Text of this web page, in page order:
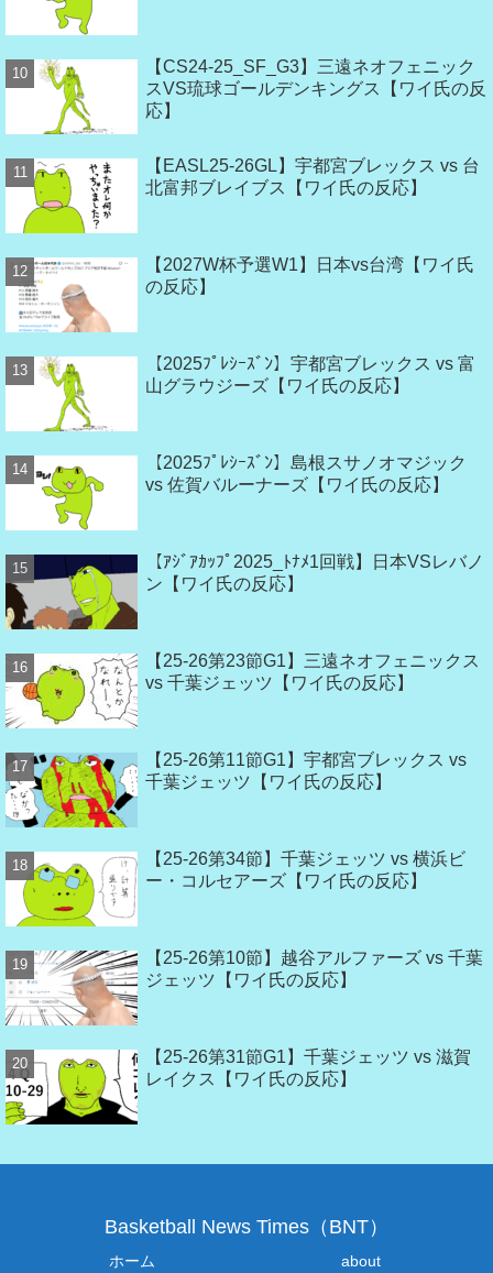
【CS24-25_SF_G3】三遠ネオフェニック
スVS琉球ゴールデンキングス【ワイ氏の反
応】
【EASL25-26GL】宇都宮ブレックス vs 台
北富邦ブレイブス【ワイ氏の反応】
【2027W杯予選W1】日本vs台湾【ワイ氏
の反応】
【2025ﾌﾟﾚｼｰｽﾞﾝ】宇都宮ブレックス vs 富
山グラウジーズ【ワイ氏の反応】
【2025ﾌﾟﾚｼｰｽﾞﾝ】島根スサノオマジック
vs 佐賀バルーナーズ【ワイ氏の反応】
【ｱｼﾞｱｶｯﾌﾟ2025_ﾄﾅﾒ1回戦】日本VSレバノ
ン【ワイ氏の反応】
【25-26第23節G1】三遠ネオフェニックス
vs 千葉ジェッツ【ワイ氏の反応】
【25-26第11節G1】宇都宮ブレックス vs
千葉ジェッツ【ワイ氏の反応】
【25-26第34節】千葉ジェッツ vs 横浜ビ
ー・コルセアーズ【ワイ氏の反応】
【25-26第10節】越谷アルファーズ vs 千葉
ジェッツ【ワイ氏の反応】
【25-26第31節G1】千葉ジェッツ vs 滋賀
レイクス【ワイ氏の反応】
Basketball News Times（BNT）
ホーム about